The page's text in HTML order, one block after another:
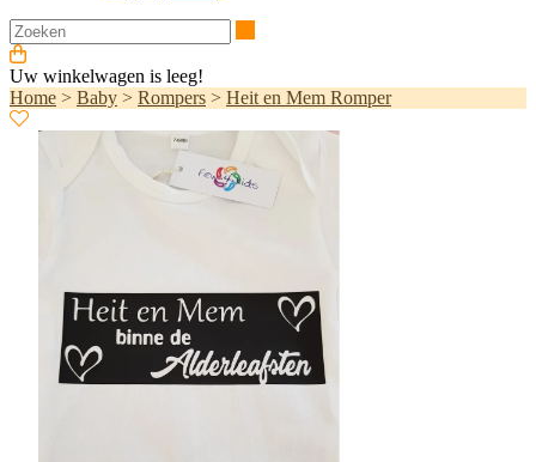
Uw winkelwagen is leeg!
Home > Baby > Rompers > Heit en Mem Romper